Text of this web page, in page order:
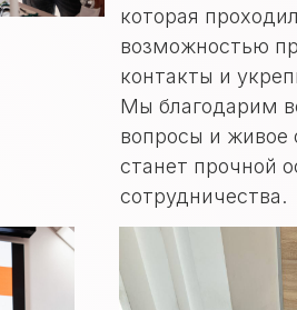
которая
возможностью
контакты и
Мы благодарим
вопросы и живое
станет прочной
сотрудничества.